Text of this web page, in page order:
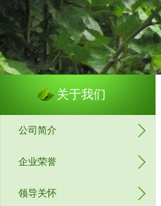
关于我们
公司简介
企业荣誉
领导关怀